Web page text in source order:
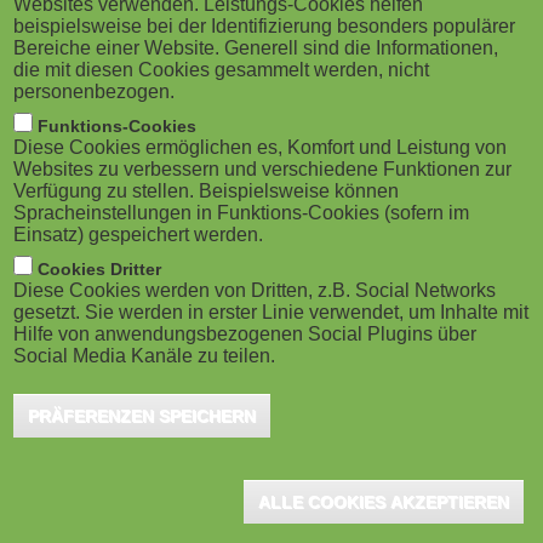
M
o
b
i
l
e
)
g
a
o
n
Nürnberg, April 2022 - Als Bereichsleiterin
Vertriebsakademie und Produktmanagement Mixed
Reality der Küchen Quelle GmbH ist Gabriele Doerfert
verantwortlich für die Trainings der küchenquelle
Verkaufsberater sowie für die 2020 eingerichtete
digitale Akademie. Trotz Corona konnten die digitalen
Vertriebsunternehmen ist dies auch in normalen Zeiten
"Digitaler Performance Support: Workflow Learning für
Websites verwenden. Leistungs-Cookies helfen
beispielsweise bei der Identifizierung besonders populärer
Bereiche einer Website. Generell sind die Informationen,
die mit diesen Cookies gesammelt werden, nicht
personenbezogen.
Funktions-Cookies
Diese Cookies ermöglichen es, Komfort und Leistung von
Websites zu verbessern und verschiedene Funktionen zur
Verfügung zu stellen. Beispielsweise können
Spracheinstellungen in Funktions-Cookies (sofern im
Einsatz) gespeichert werden.
Cookies Dritter
Diese Cookies werden von Dritten, z.B. Social Networks
gesetzt. Sie werden in erster Linie verwendet, um Inhalte mit
Hilfe von anwendungsbezogenen Social Plugins über
Social Media Kanäle zu teilen.
PRÄFERENZEN SPEICHERN
ALLE COOKIES AKZEPTIEREN